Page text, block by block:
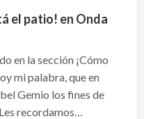
el patio! en Onda
en la sección ¡Cómo
mi palabra, que en
Gemio los fines de
recordamos…